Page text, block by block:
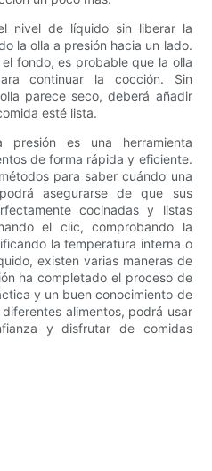
nivel de líquido sin liberar la
la olla a presión hacia un lado.
fondo, es probable que la olla
continuar la cocción. Sin
parece seco, deberá añadir
esté lista.
presión es una herramienta
de forma rápida y eficiente.
para saber cuándo una
asegurarse de que sus
cocinadas y listas
el clic, comprobando la
la temperatura interna o
existen varias maneras de
ha completado el proceso de
y un buen conocimiento de
alimentos, podrá usar
y disfrutar de comidas